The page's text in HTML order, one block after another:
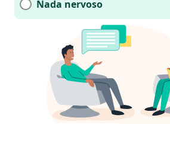
Nada nervoso